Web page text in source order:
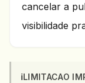
cancelar a
visibilidade
ℹ️LIMITACAO